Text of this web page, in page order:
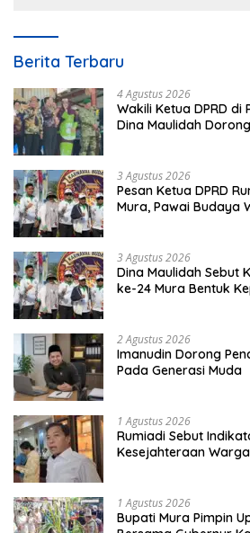
Berita Terbaru
4 Agustus 2026
Wakili Ketua DPRD di
Dina Maulidah
3 Agustus 2026
Pesan Ketua DPRD
Mura, Pawai Budaya
3 Agustus 2026
Dina Maulidah Sebut
ke-24 Mura Bentuk
2 Agustus 2026
Imanudin Dorong
Pada Generasi Muda
1 Agustus 2026
Rumiadi Sebut
Kesejahteraan Warga
1 Agustus 2026
Bupati Mura Pimpin